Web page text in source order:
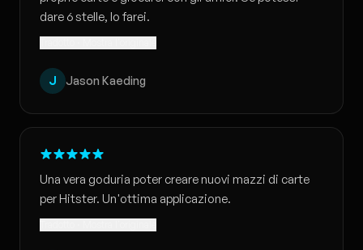
dare 6 stelle, lo farei.
J Jason Kaeding
Una vera goduria poter creare nuovi mazzi di carte
per Hitster. Un'ottima applicazione.